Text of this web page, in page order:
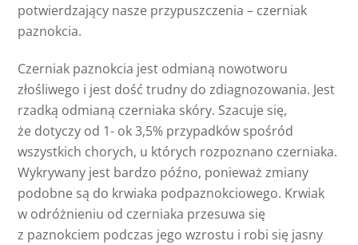
potwierdzający nasze przypuszczenia – czerniak
paznokcia.
Czerniak paznokcia jest odmianą nowotworu
złośliwego i jest dość trudny do zdiagnozowania. Jest
rzadką odmianą czerniaka skóry. Szacuje się,
że dotyczy od 1- ok 3,5% przypadków spośród
wszystkich chorych, u których rozpoznano czerniaka.
Wykrywany jest bardzo późno, ponieważ zmiany
podobne są do krwiaka podpaznokciowego. Krwiak
w odróżnieniu od czerniaka przesuwa się
z paznokciem podczas jego wzrostu i robi się jasny